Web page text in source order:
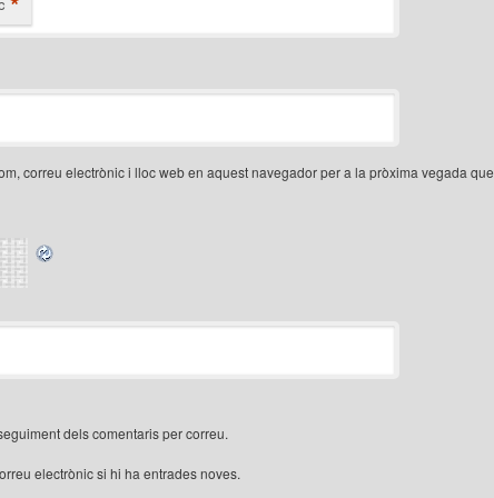
correu electrònic i lloc web en aquest navegador per a la pròxima vegada que
dels comentaris per correu.
electrònic si hi ha entrades noves.